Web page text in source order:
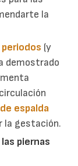
la
(y
demostrado
espalda
la gestación.
piernas